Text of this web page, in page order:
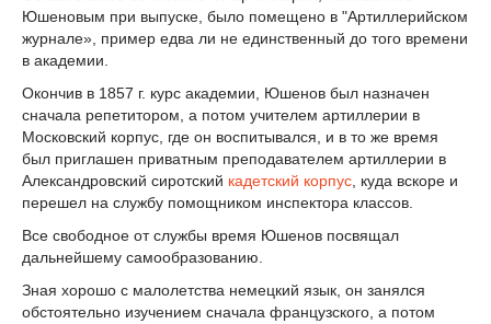
Юшеновым при выпуске, было помещено в "Артиллерийском
журнале», пример едва ли не единственный до того времени
в академии.
Окончив в 1857 г. курс академии, Юшенов был назначен
сначала репетитором, а потом учителем артиллерии в
Московский корпус, где он воспитывался, и в то же время
был приглашен приватным преподавателем артиллерии в
Александровский сиротский кадетский корпус , куда вскоре и
перешел на службу помощником инспектора классов.
Все свободное от службы время Юшенов посвящал
дальнейшему самообразованию.
Зная хорошо с малолетства немецкий язык, он занялся
обстоятельно изучением сначала французского, а потом